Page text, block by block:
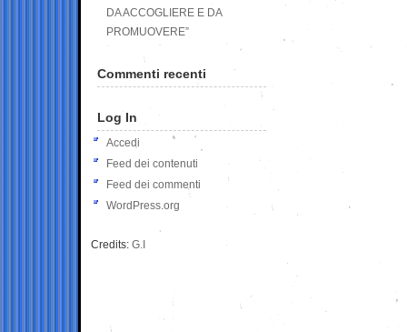
DA ACCOGLIERE E DA
PROMUOVERE”
Commenti recenti
Log In
Accedi
Feed dei contenuti
Feed dei commenti
WordPress.org
Credits: G.I